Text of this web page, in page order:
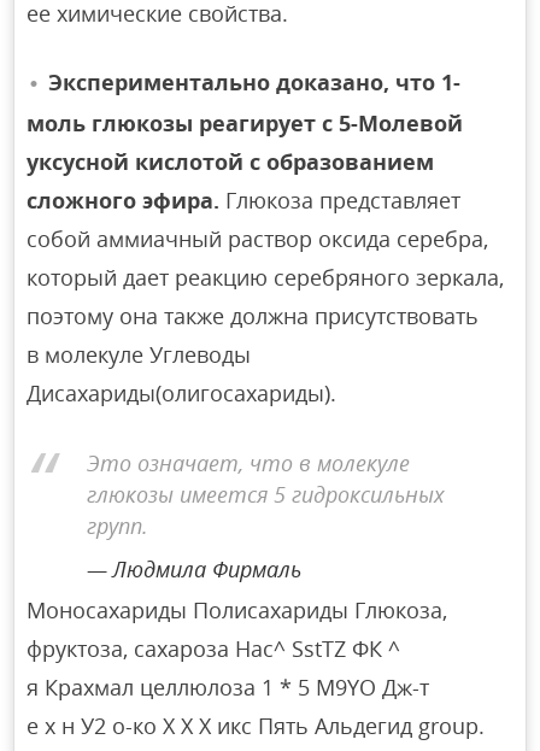
ее химические свойства.
Экспериментально доказано, что 1-
моль глюкозы реагирует с 5-Молевой
уксусной кислотой с образованием
сложного эфира. Глюкоза представляет
собой аммиачный раствор оксида серебра,
который дает реакцию серебряного зеркала,
поэтому она также должна присутствовать
в молекуле Углеводы
Дисахариды(олигосахариды).
Это означает, что в молекуле
глюкозы имеется 5 гидроксильных
групп.
Людмила Фирмаль
Моносахариды Полисахариды Глюкоза,
фруктоза, сахароза Нас^ SstTZ ФК ^
я Крахмал целлюлоза 1 * 5 M9YO Дж-т
е х н У2 о-ко Х Х Х икс Пять Альдегид group.